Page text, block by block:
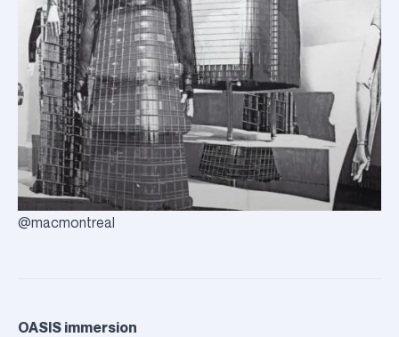
@macmontreal
OASIS immersion